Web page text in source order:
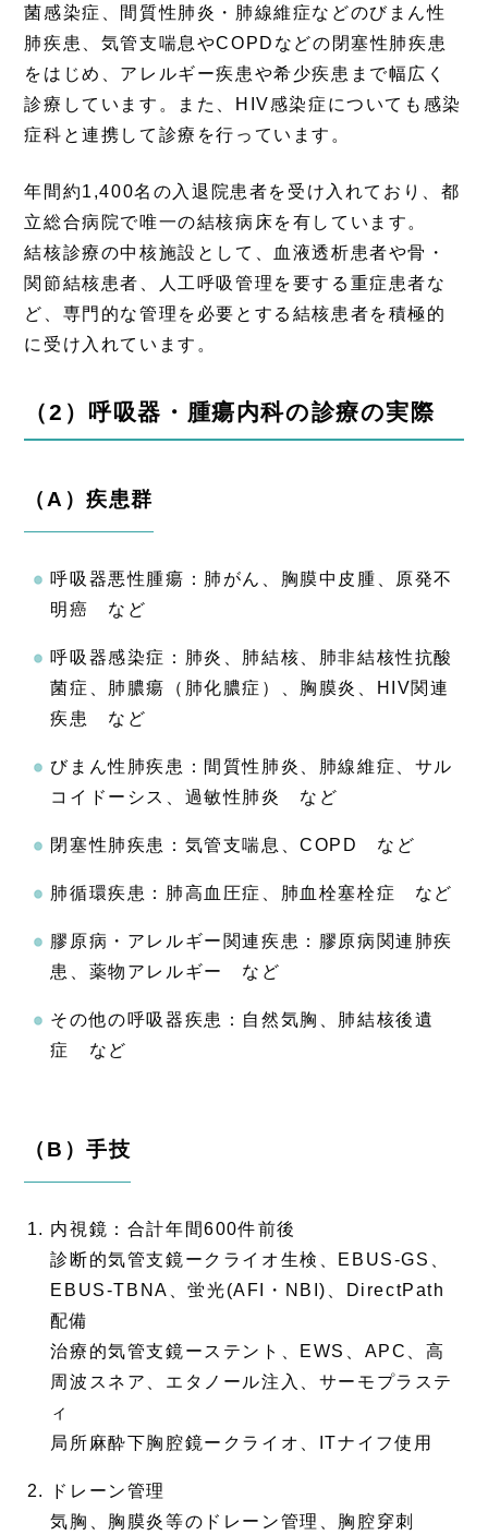
菌感染症、間質性肺炎・肺線維症などのびまん性
肺疾患、気管支喘息やCOPDなどの閉塞性肺疾患
をはじめ、アレルギー疾患や希少疾患まで幅広く
診療しています。また、HIV感染症についても感染
症科と連携して診療を行っています。
年間約1,400名の入退院患者を受け入れており、都
立総合病院で唯一の結核病床を有しています。
結核診療の中核施設として、血液透析患者や骨・
関節結核患者、人工呼吸管理を要する重症患者な
ど、専門的な管理を必要とする結核患者を積極的
に受け入れています。
（2）呼吸器・腫瘍内科の診療の実際
（A）疾患群
呼吸器悪性腫瘍：肺がん、胸膜中皮腫、原発不
明癌 など
呼吸器感染症：肺炎、肺結核、肺非結核性抗酸
菌症、肺膿瘍（肺化膿症）、胸膜炎、HIV関連
疾患 など
びまん性肺疾患：間質性肺炎、肺線維症、サル
コイドーシス、過敏性肺炎 など
閉塞性肺疾患：気管支喘息、COPD など
肺循環疾患：肺高血圧症、肺血栓塞栓症 など
膠原病・アレルギー関連疾患：膠原病関連肺疾
患、薬物アレルギー など
その他の呼吸器疾患：自然気胸、肺結核後遺
症 など
（B）手技
内視鏡：合計年間600件前後
診断的気管支鏡ークライオ生検、EBUS-GS、
EBUS-TBNA、蛍光(AFI・NBI)、DirectPath
配備
治療的気管支鏡ーステント、EWS、APC、高
周波スネア、エタノール注入、サーモプラステ
ィ
局所麻酔下胸腔鏡ークライオ、ITナイフ使用
ドレーン管理
気胸、胸膜炎等のドレーン管理、胸腔穿刺